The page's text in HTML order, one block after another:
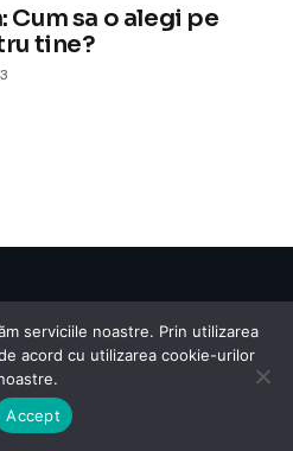
Cum sa o alegi pe
tine?
Reserved.
Sarbatori Telefoane
serviciile noastre. Prin utilizarea
acord cu utilizarea cookie-urilor
Accept